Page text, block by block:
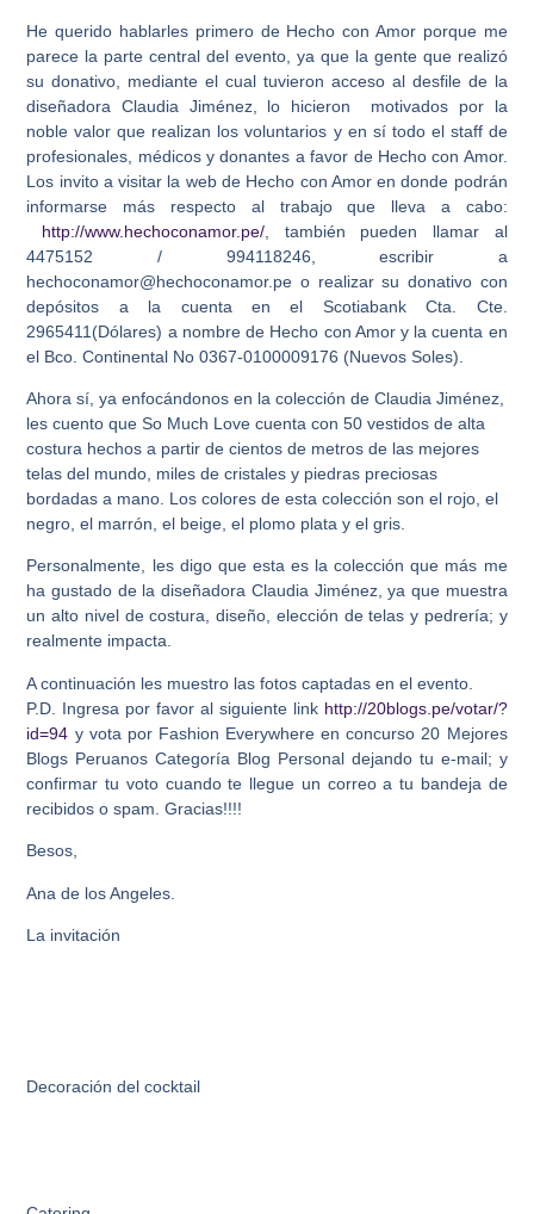
He querido hablarles primero de Hecho con Amor porque me
parece la parte central del evento, ya que la gente que realizó
su donativo, mediante el cual tuvieron acceso al desfile de la
diseñadora Claudia Jiménez, lo hicieron motivados por la
noble valor que realizan los voluntarios y en sí todo el staff de
profesionales, médicos y donantes a favor de Hecho con Amor.
Los invito a visitar la web de Hecho con Amor en donde podrán
informarse más respecto al trabajo que lleva a cabo:
http://www.hechoconamor.pe/ , también pueden llamar al
4475152 / 994118246, escribir a
hechoconamor@hechoconamor.pe o realizar su donativo con
depósitos a la cuenta en el Scotiabank Cta. Cte.
2965411(Dólares) a nombre de Hecho con Amor y la cuenta en
el Bco. Continental No 0367-0100009176 (Nuevos Soles).
Ahora sí, ya enfocándonos en la colección de Claudia Jiménez,
les cuento que So Much Love cuenta con 50 vestidos de alta
costura hechos a partir de cientos de metros de las mejores
telas del mundo, miles de cristales y piedras preciosas
bordadas a mano. Los colores de esta colección son el rojo, el
negro, el marrón, el beige, el plomo plata y el gris.
Personalmente, les digo que esta es la colección que más me
ha gustado de la diseñadora Claudia Jiménez, ya que muestra
un alto nivel de costura, diseño, elección de telas y pedrería; y
realmente impacta.
A continuación les muestro las fotos captadas en el evento.
P.D. Ingresa por favor al siguiente link http://20blogs.pe/votar/?
id=94 y vota por Fashion Everywhere en concurso 20 Mejores
Blogs Peruanos Categoría Blog Personal dejando tu e-mail; y
confirmar tu voto cuando te llegue un correo a tu bandeja de
recibidos o spam. Gracias!!!!
Besos,
Ana de los Angeles.
La invitación
Decoración del cocktail